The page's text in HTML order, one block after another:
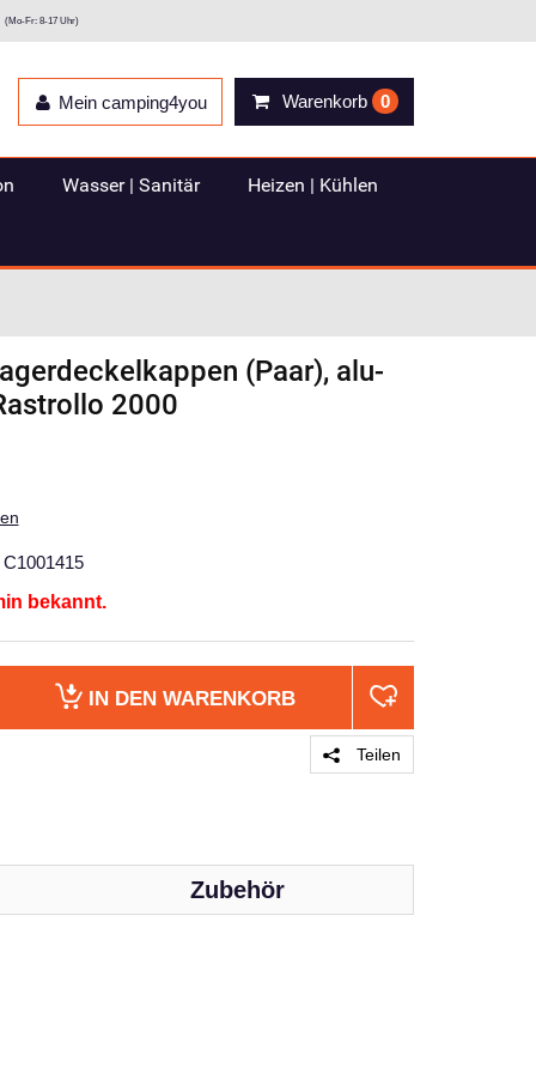
(Mo-Fr: 8-17 Uhr)
Warenkorb 0
Mein camping4you
Wasser | Sanitär Heizen | Kühlen
(Paar), alu-
2000
C1001415
bekannt.
IN DEN WARENKORB
Teilen
Zubehör